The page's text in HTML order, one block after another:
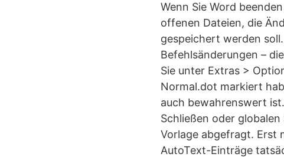
Wenn Sie Word
offenen Dateien, die
gespeichert werden
Befehlsänderungen –
Sie unter Extras >
Normal.dot markiert
auch bewahrenswert
Schließen oder
Vorlage abgefragt. Erst
AutoText-Einträge